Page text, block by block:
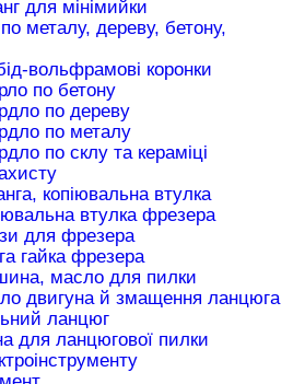
для мінімийки
металу, дереву, бетону,
вольфрамові коронки
по бетону
по дереву
по металу
по склу та кераміці
копіювальна втулка
втулка фрезера
для фрезера
гайка фрезера
масло для пилки
двигуна й змащення ланцюга
ланцюг
для ланцюгової пилки